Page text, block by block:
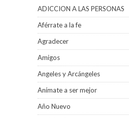
ADICCION A LAS PERSONAS
Aférrate a la fe
Agradecer
Amigos
Angeles y Arcángeles
Anímate a ser mejor
Año Nuevo